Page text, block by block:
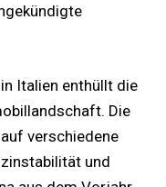
Italien enthüllt die
Die
verschiedene
und